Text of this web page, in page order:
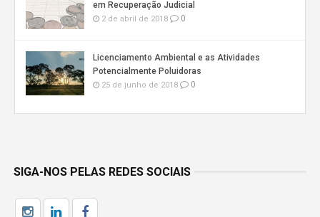
em Recuperação Judicial
2 de abril de 2018 0
Licenciamento Ambiental e as Atividades
Potencialmente Poluidoras
25 de junho de 2018 0
SIGA-NOS PELAS REDES SOCIAIS